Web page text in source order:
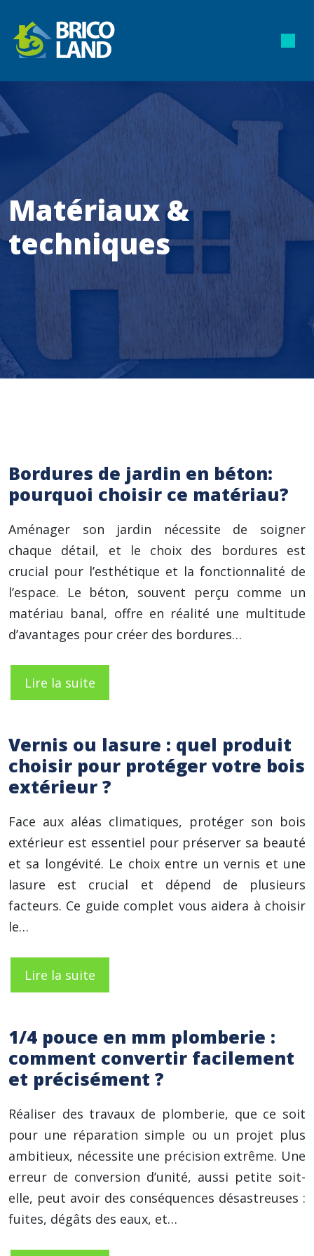
Matériaux &
techniques
Bordures de jardin en béton:
pourquoi choisir ce matériau?
Aménager son jardin nécessite de soigner
chaque détail, et le choix des bordures est
crucial pour l’esthétique et la fonctionnalité de
l’espace. Le béton, souvent perçu comme un
matériau banal, offre en réalité une multitude
d’avantages pour créer des bordures…
Lire la suite
Vernis ou lasure : quel produit
choisir pour protéger votre bois
extérieur ?
Face aux aléas climatiques, protéger son bois
extérieur est essentiel pour préserver sa beauté
et sa longévité. Le choix entre un vernis et une
lasure est crucial et dépend de plusieurs
facteurs. Ce guide complet vous aidera à choisir
le…
Lire la suite
1/4 pouce en mm plomberie :
comment convertir facilement
et précisément ?
Réaliser des travaux de plomberie, que ce soit
pour une réparation simple ou un projet plus
ambitieux, nécessite une précision extrême. Une
erreur de conversion d’unité, aussi petite soit-
elle, peut avoir des conséquences désastreuses :
fuites, dégâts des eaux, et…